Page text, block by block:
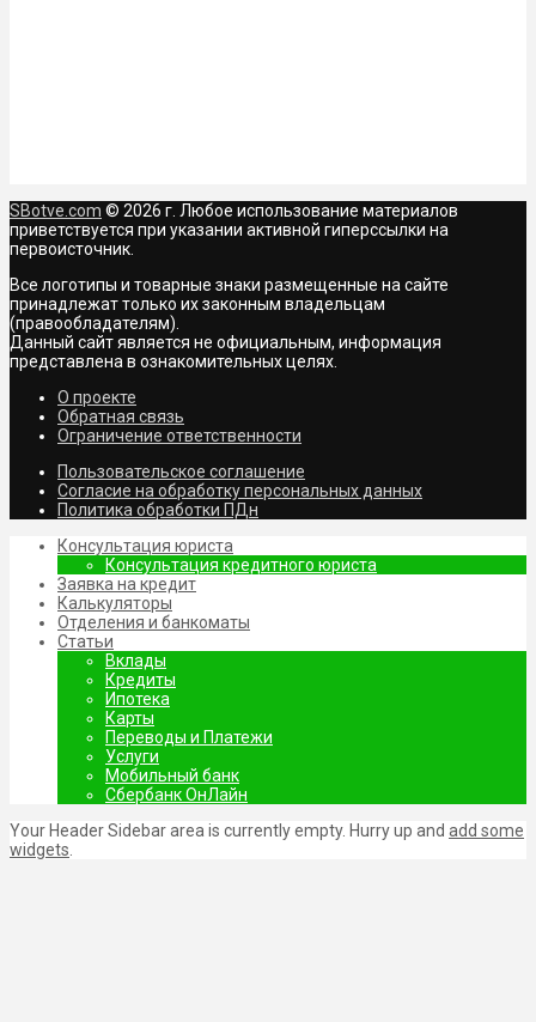
SBotve.com © 2026 г. Любое использование материалов
приветствуется при указании активной гиперссылки на
первоисточник.
Все логотипы и товарные знаки размещенные на сайте
принадлежат только их законным владельцам
(правообладателям).
Данный сайт является не официальным, информация
представлена в ознакомительных целях.
О проекте
Обратная связь
Ограничение ответственности
Пользовательское соглашение
Согласие на обработку персональных данных
Политика обработки ПДн
Консультация юриста
Консультация кредитного юриста
Заявка на кредит
Калькуляторы
Отделения и банкоматы
Статьи
Вклады
Кредиты
Ипотека
Карты
Переводы и Платежи
Услуги
Мобильный банк
Сбербанк ОнЛайн
Your Header Sidebar area is currently empty. Hurry up and add some
widgets.